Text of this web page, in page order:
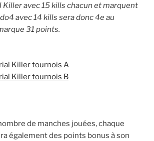
Killer avec 15 kills chacun et marquent
avec 14 kills sera donc 4e au
31 points.
Killer tournois A
Killer tournois B
de manches jouées, chaque
également des points bonus à son